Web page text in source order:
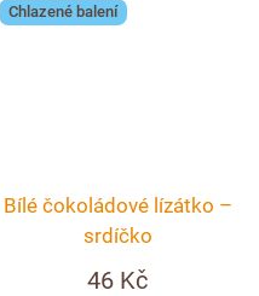
Chlazené balení
Bílé čokoládové lízátko –
srdíčko
46 Kč